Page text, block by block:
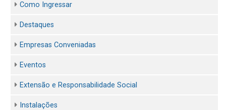
Como Ingressar
Destaques
Empresas Conveniadas
Eventos
Extensão e Responsabilidade Social
Instalações